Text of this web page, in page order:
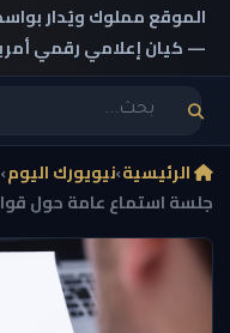
الموقع مملوك ويُدار
— كيان إعلامي رقمي
الرئيسية›نيويورك اليوم›
جلسة استماع عامة حول